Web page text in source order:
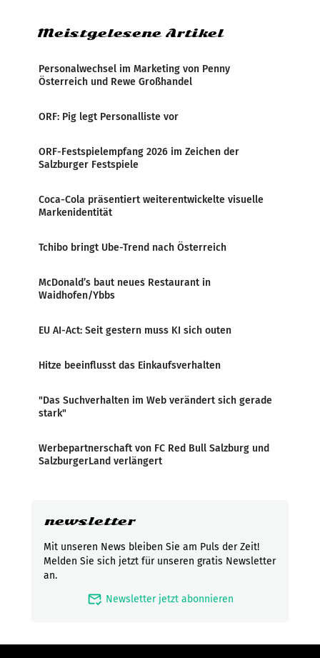
Meistgelesene Artikel
Personalwechsel im Marketing von Penny
Österreich und Rewe Großhandel
ORF: Pig legt Personalliste vor
ORF-Festspielempfang 2026 im Zeichen der
Salzburger Festspiele
Coca-Cola präsentiert weiterentwickelte visuelle
Markenidentität
Tchibo bringt Ube-Trend nach Österreich
McDonald’s baut neues Restaurant in
Waidhofen/Ybbs
EU AI-Act: Seit gestern muss KI sich outen
Hitze beeinflusst das Einkaufsverhalten
"Das Suchverhalten im Web verändert sich gerade
stark"
Werbepartnerschaft von FC Red Bull Salzburg und
SalzburgerLand verlängert
newsletter
Mit unseren News bleiben Sie am Puls der Zeit!
Melden Sie sich jetzt für unseren gratis Newsletter
an.
mark_email_read Newsletter jetzt abonnieren